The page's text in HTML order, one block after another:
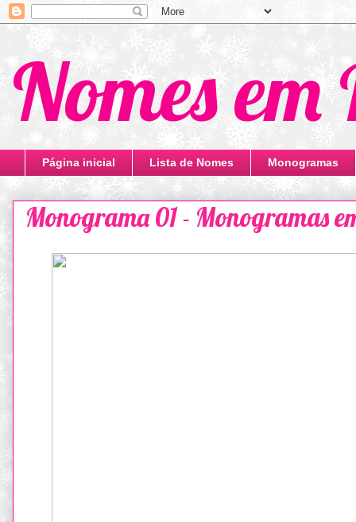
Nomes
Página inicial Lista de Nomes Monogramas
Monograma 01 - Monogramas